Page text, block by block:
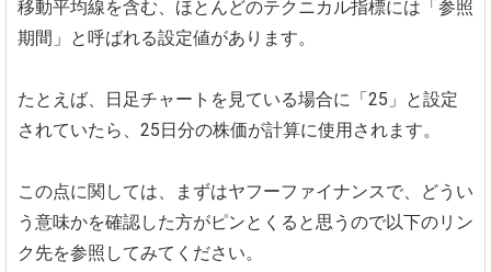
移動平均線を含む、ほとんどのテクニカル指標には「参照
期間」と呼ばれる設定値があります。
たとえば、日足チャートを見ている場合に「25」と設定
されていたら、25日分の株価が計算に使用されます。
この点に関しては、まずはヤフーファイナンスで、どうい
う意味かを確認した方がピンとくると思うので以下のリン
ク先を参照してみてください。